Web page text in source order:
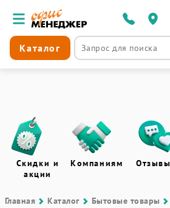
Каталог
Скидки и
акции
Компаниям Отзывы
Главная Каталог Бытовые товары